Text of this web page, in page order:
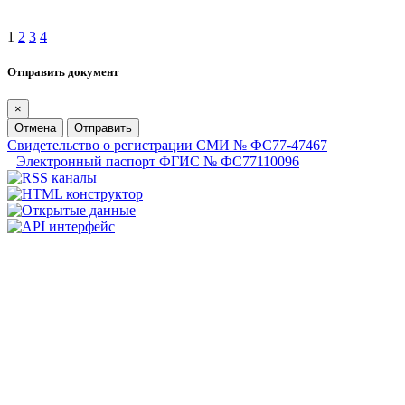
1 2 3 4
Отправить документ
×
Отмена
Отправить
Свидетельство о регистрации СМИ № ФС77-47467
Электронный паспорт ФГИС № ФС77110096